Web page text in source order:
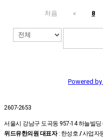
처음 « 8
Powered
2607-2653
서울시 강남구 도곡동 957-14 하늘빌딩
위드유한의원 대표자: 한성호 /사업자